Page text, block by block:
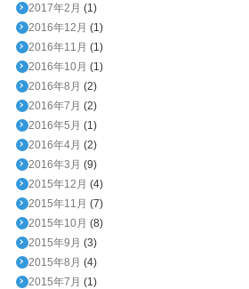
2017年2月 (1)
2016年12月 (1)
2016年11月 (1)
2016年10月 (1)
2016年8月 (2)
2016年7月 (2)
2016年5月 (1)
2016年4月 (2)
2016年3月 (9)
2015年12月 (4)
2015年11月 (7)
2015年10月 (8)
2015年9月 (3)
2015年8月 (4)
2015年7月 (1)